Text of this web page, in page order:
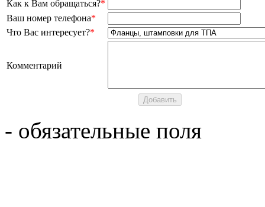
Как к Вам обращаться?*
Ваш номер телефона*
Что Вас интересует?*
Комментарий
- обязательные поля